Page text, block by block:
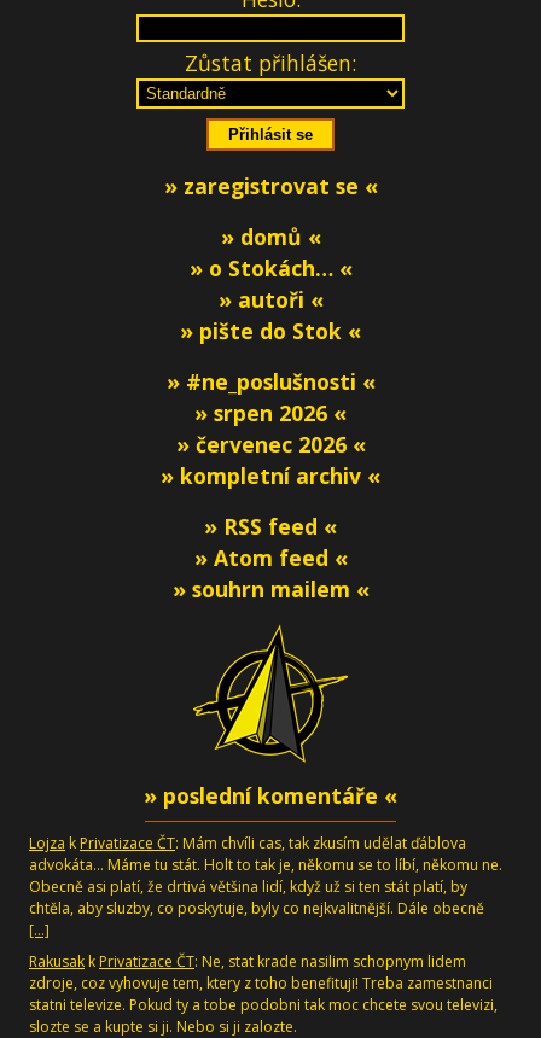
Zůstat přihlášen:
» zaregistrovat se «
» domů «
» o Stokách… «
» autoři «
» pište do Stok «
» #ne_poslušnosti «
» srpen 2026 «
» červenec 2026 «
» kompletní archiv «
» RSS feed «
» Atom feed «
» souhrn mailem «
» poslední komentáře «
Lojza k Privatizace ČT: Mám chvíli cas, tak zkusím udělat ďáblova
advokáta... Máme tu stát. Holt to tak je, někomu se to líbí, někomu ne.
Obecně asi platí, že drtivá většina lidí, když už si ten stát platí, by
chtěla, aby sluzby, co poskytuje, byly co nejkvalitnější. Dále obecně
[…]
Rakusak k Privatizace ČT: Ne, stat krade nasilim schopnym lidem
zdroje, coz vyhovuje tem, ktery z toho benefituji! Treba zamestnanci
statni televize. Pokud ty a tobe podobni tak moc chcete svou televizi,
slozte se a kupte si ji. Nebo si ji zalozte.